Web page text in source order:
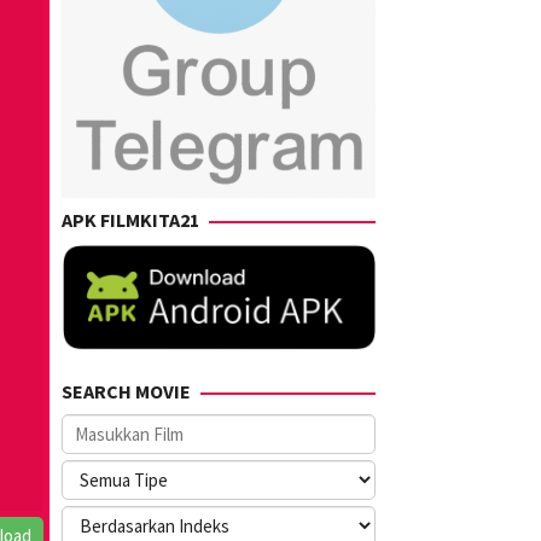
APK FILMKITA21
SEARCH MOVIE